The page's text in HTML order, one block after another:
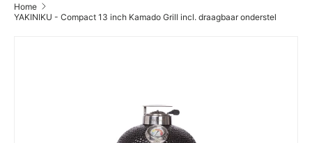
Home
YAKINIKU - Compact 13 inch Kamado Grill incl. draagbaar onderstel